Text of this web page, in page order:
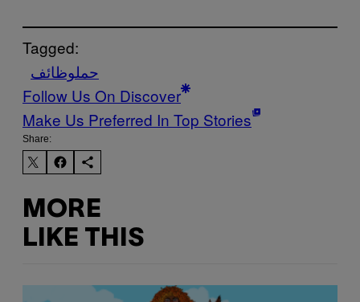
Tagged:
حملوظائف
Follow Us On Discover
Make Us Preferred In Top Stories
Share:
MORE
LIKE THIS